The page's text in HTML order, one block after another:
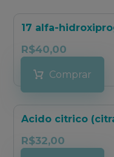
17 alfa-
R$40,00
Comprar
Acido citrico
R$32,00